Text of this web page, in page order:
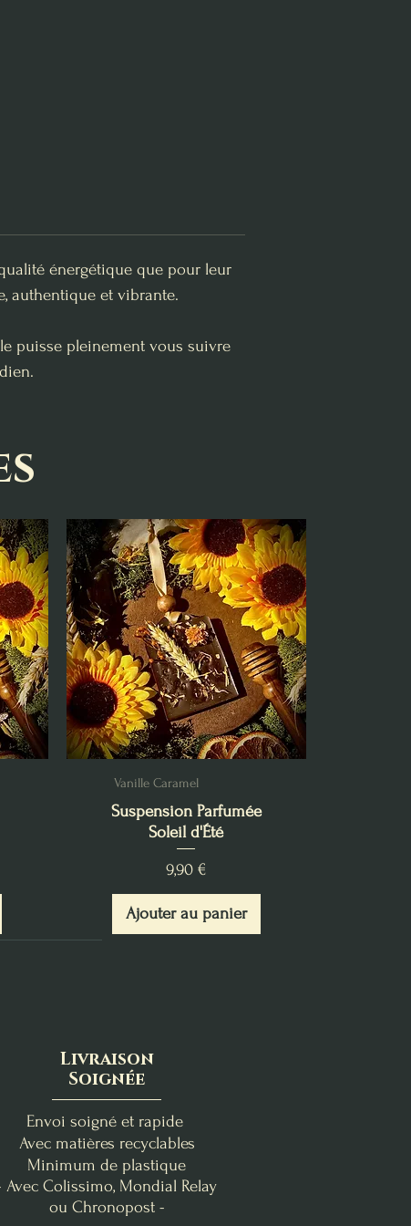
énergétique que pour leur
authentique et vibrante.
puisse pleinement vous suivre
Vanille Caramel
Suspension Parfumée
Soleil d'Été
Prix
9,90 €
Ajouter au panier
Livraison
Soignée
Envoi soigné et rapide
Avec matières recyclables
Minimum de plastique
Avec Colissimo, Mondial Relay
ou Chronopost -